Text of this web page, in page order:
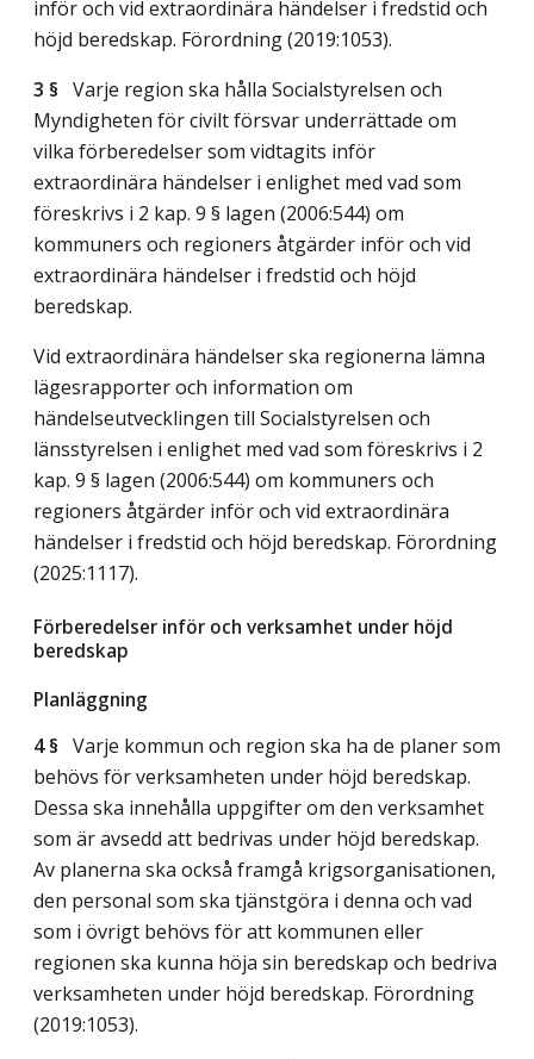
inför och vid extraordinära händelser i fredstid och
höjd beredskap. Förordning (2019:1053).
3 § Varje region ska hålla Socialstyrelsen och
Myndigheten för civilt försvar underrättade om
vilka förberedelser som vidtagits inför
extraordinära händelser i enlighet med vad som
föreskrivs i 2 kap. 9 § lagen (2006:544) om
kommuners och regioners åtgärder inför och vid
extraordinära händelser i fredstid och höjd
beredskap.
Vid extraordinära händelser ska regionerna lämna
lägesrapporter och information om
händelseutvecklingen till Socialstyrelsen och
länsstyrelsen i enlighet med vad som föreskrivs i 2
kap. 9 § lagen (2006:544) om kommuners och
regioners åtgärder inför och vid extraordinära
händelser i fredstid och höjd beredskap. Förordning
(2025:1117).
Förberedelser inför och verksamhet under höjd
beredskap
Planläggning
4 § Varje kommun och region ska ha de planer som
behövs för verksamheten under höjd beredskap.
Dessa ska innehålla uppgifter om den verksamhet
som är avsedd att bedrivas under höjd beredskap.
Av planerna ska också framgå krigsorganisationen,
den personal som ska tjänstgöra i denna och vad
som i övrigt behövs för att kommunen eller
regionen ska kunna höja sin beredskap och bedriva
verksamheten under höjd beredskap. Förordning
(2019:1053).